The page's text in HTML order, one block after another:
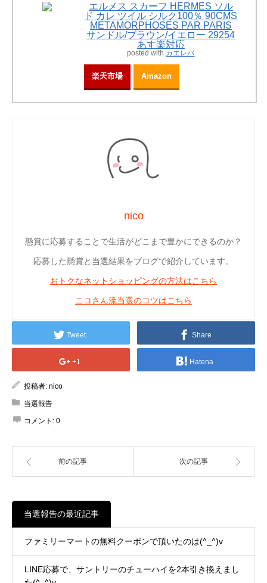
エルメス スカーフ HERMES ソル
ド カレ ツイル シルク100％ 90CMS
METAMORPHOSES PAR PARIS
サンドル/ブラウン/イエロー 29254
あす楽対応
posted with カエレバ
楽天市場 Amazon
nico
懸賞に応募することで生活がどこまで豊かにできるのか？
応募した懸賞と当選結果をブログで紹介しています。
おトクなネットショッピングの方法はこちら
ニコさん流当選のコツはこちら
Tweet Share
+1 Hatena
投稿者: nico
当選報告
コメント: 0
前の記事 次の記事
当選報告の最近記事
ファミリーマートの無料クーポンで頂いたのは(^_^)v
LINE応募で、サントリーのチューハイを2本引き換えまし